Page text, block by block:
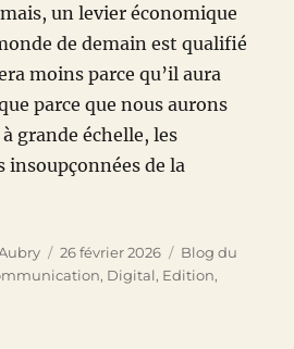
un levier économique
de demain est qualifié
moins parce qu’il aura
parce que nous aurons
grande échelle, les
insoupçonnées de la
Publié
le
26 février 2026 Catégories
Blog du
, Digital, Edition,